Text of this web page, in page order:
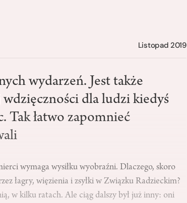
Listopad 2019
wydarzeń. Jest także
dla ludzi kiedyś
Tak łatwo zapomnieć
wymaga wysiłku wyobraźni. Dlaczego, skoro
łagry, więzienia i zsyłki w Związku Radzieckim?
w kilku ratach. Ale ciąg dalszy był już inny: oni